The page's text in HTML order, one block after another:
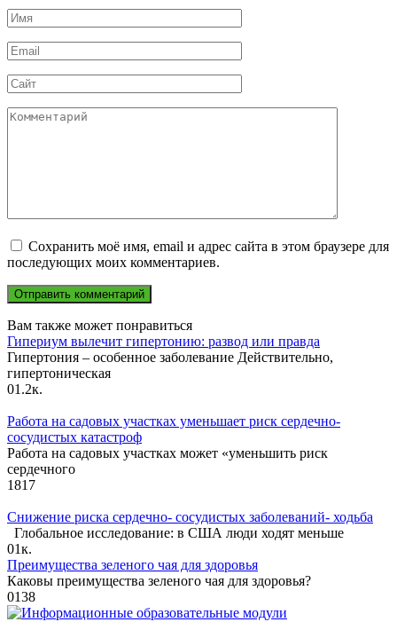
Имя
*
Email
*
Сайт
Комментарий
Сохранить моё имя, email и адрес сайта в этом браузере для
последующих моих комментариев.
Вам также может понравиться
Гипериум вылечит гипертонию: развод или правда
Гипертония – особенное заболевание Действительно,
гипертоническая
01.2к.
Работа на садовых участках уменьшает риск сердечно-
сосудистых катастроф
Работа на садовых участках может «уменьшить риск
сердечного
1817
Снижение риска сердечно- сосудистых заболеваний- ходьба
Глобальное исследование: в США люди ходят меньше
01к.
Преимущества зеленого чая для здоровья
Каковы преимущества зеленого чая для здоровья?
0138